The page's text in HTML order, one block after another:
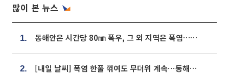
많이 본 뉴스
1. 동해안은 시간당 80㎜ 폭우, 그 외 지역은 폭염…‘극과 극 날씨’
2. [내일 날씨] 폭염 한풀 꺾여도 무더위 계속⋯동해안 이틀 연속 비